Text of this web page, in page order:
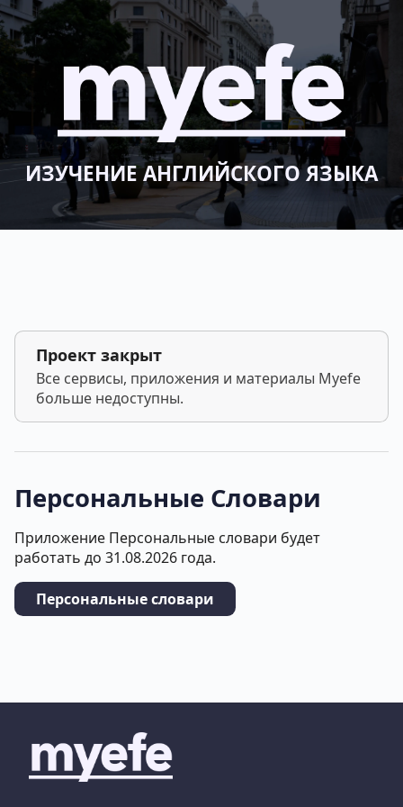
ИЗУЧЕНИЕ АНГЛИЙСКОГО ЯЗЫКА
Проект закрыт
Все сервисы, приложения и материалы Myefe
больше недоступны.
Персональные Словари
Приложение Персональные словари будет
работать до 31.08.2026 года.
Персональные словари